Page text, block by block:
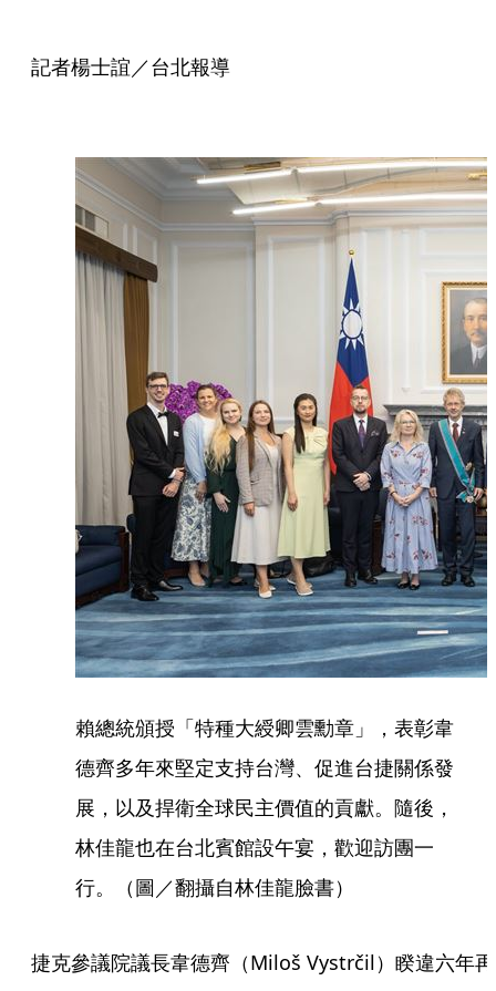
記者楊士誼／台北報導
賴總統頒授「特種大綬卿雲勳章」，表彰韋
德齊多年來堅定支持台灣、促進台捷關係發
展，以及捍衛全球民主價值的貢獻。隨後，
林佳龍也在台北賓館設午宴，歡迎訪團一
行。（圖／翻攝自林佳龍臉書）
捷克參議院議長韋德齊（Miloš Vystrčil）睽違六年再